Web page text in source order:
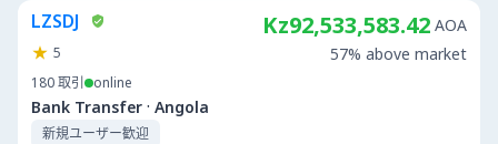
LZSDJ
5
180取引 online
Bank Transfer · Angola
新規ユーザー歓迎
Kz92,533,583.42 AOA
57% above market